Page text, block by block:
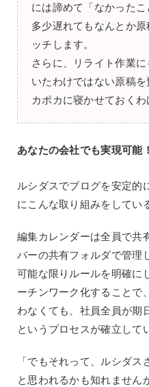
には諦めて「なかったこ
多少遅れてもなんとか
ッチします。
さらに、リライト作業
いたわけではない原稿
カポカに寝かせておくわ
あなたの会社でも実現可能
ルシダスでブログを安定的
にこんな取り組みをしてい
編集カレンダーは全員で共
バーの共有フォルダで管理
可能な限りルールを明確に
ーチンワーク化することで
わなくても、社員全員が期
というプロセスが確立して
「でもそれって、ルシダス
と思われるかも知れません